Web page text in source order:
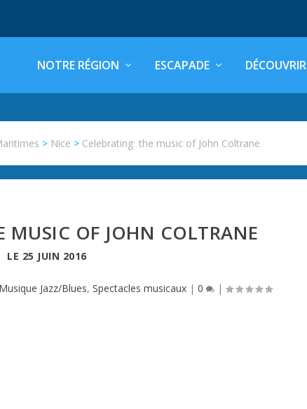
NOTRE RÉGION ESCAPADE DÉCOUVRIR
> Nice > Celebrating the music of John Coltrane
MUSIC OF JOHN COLTRANE
LE 25 JUIN 2016
Jazz/Blues, Spectacles musicaux| 0 |